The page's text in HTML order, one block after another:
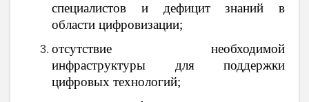
специалистов и дефицит знаний в
области цифровизации;
отсутствие необходимой
инфраструктуры для поддержки
цифровых технологий;